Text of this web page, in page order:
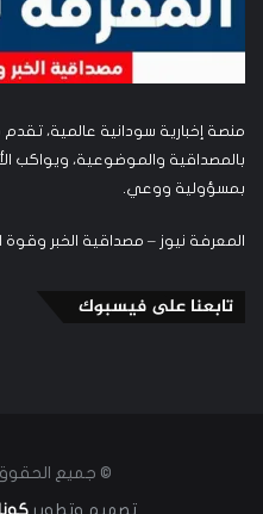
منصة إخبارية سودانية عالمية، تقدم
بالمصداقية والموضوعية، ويواكب
بمسؤولية ووعي.
المعرفة نيوز – مصداقية الخبر وقوة
تابعنا على فيسبوك
© جميع الحقوق
تصميم وتطوير